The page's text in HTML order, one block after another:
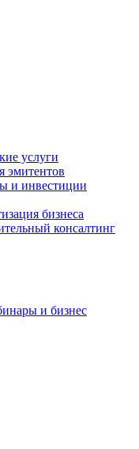
услуги
эмитентов
и инвестиции
бизнеса
консалтинг
и бизнес